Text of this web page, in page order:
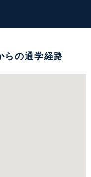
らの通学経路